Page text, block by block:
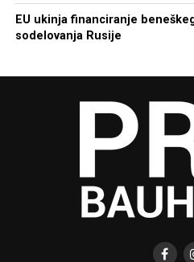
EU ukinja financiranje
sodelovanja Rusije